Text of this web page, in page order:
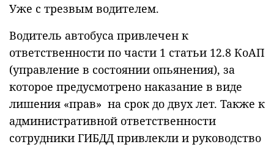
Уже с трезвым водителем.
Водитель автобуса привлечен к
ответственности по части 1 статьи 12.8 КоАП
(управление в состоянии опьянения), за
которое предусмотрено наказание в виде
лишения «прав» на срок до двух лет. Также к
административной ответственности
сотрудники ГИБДД привлекли и руководство